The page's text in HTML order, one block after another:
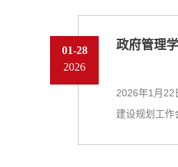
01-28
2026
政府管理
2026年1月22
建设规划工作